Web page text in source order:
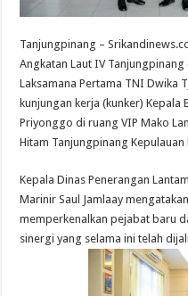
Tanjungpinang –
Angkatan Laut IV
Laksamana Pertama TNI Dwika
kunjungan kerja (kunker) Kepala
Priyonggo di ruang VIP Mako
Hitam Tanjungpinang
Kepala Dinas Penerangan
Marinir Saul Jamlaay
memperkenalkan pejabat baru
sinergi yang selama ini telah